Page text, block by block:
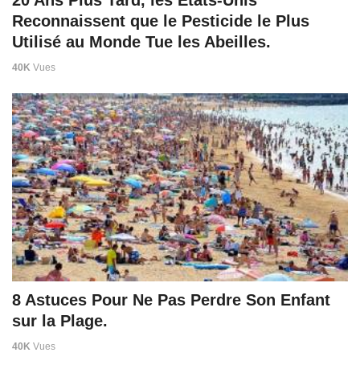
Reconnaissent que le Pesticide le Plus
Utilisé au Monde Tue les Abeilles.
40K Vues
8 Astuces Pour Ne Pas Perdre Son Enfant
sur la Plage.
40K Vues